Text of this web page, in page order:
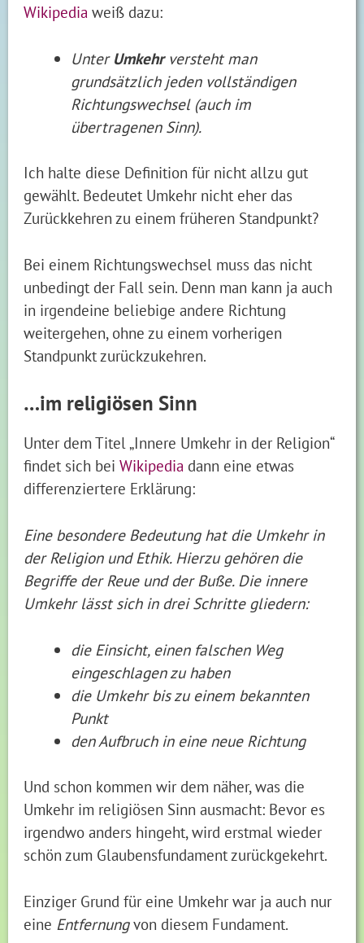
Wikipedia weiß dazu:
Unter Umkehrversteht man
grundsätzlich jeden vollständigen
Richtungswechsel (auch im
übertragenen Sinn).
Ich halte diese Definition für nicht allzu gut
gewählt. Bedeutet Umkehr nicht eher das
Zurückkehren zu einem früheren Standpunkt?
Bei einem Richtungswechsel muss das nicht
unbedingt der Fall sein. Denn man kann ja auch
in irgendeine beliebige andere Richtung
weitergehen, ohne zu einem vorherigen
Standpunkt zurückzukehren.
…im religiösen Sinn
Unter dem Titel „Innere Umkehr in der Religion“
findet sich beiWikipedia dann eine etwas
differenziertere Erklärung:
Eine besondere Bedeutung hat die Umkehr in
der Religion und Ethik. Hierzu gehören die
Begriffe der Reue und der Buße. Die innere
Umkehr lässt sich in drei Schritte gliedern:
die Einsicht, einen falschen Weg
eingeschlagen zu haben
die Umkehr bis zu einem bekannten
Punkt
den Aufbruch in eine neue Richtung
Und schon kommen wir dem näher, was die
Umkehr im religiösen Sinn ausmacht: Bevor es
irgendwo anders hingeht, wird erstmal wieder
schön zum Glaubensfundament zurückgekehrt.
Einziger Grund für eine Umkehr war ja auch nur
eine Entfernungvon diesem Fundament.